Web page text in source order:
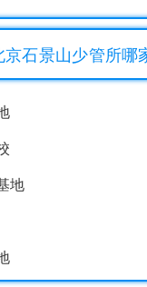
石景山少管所哪
地